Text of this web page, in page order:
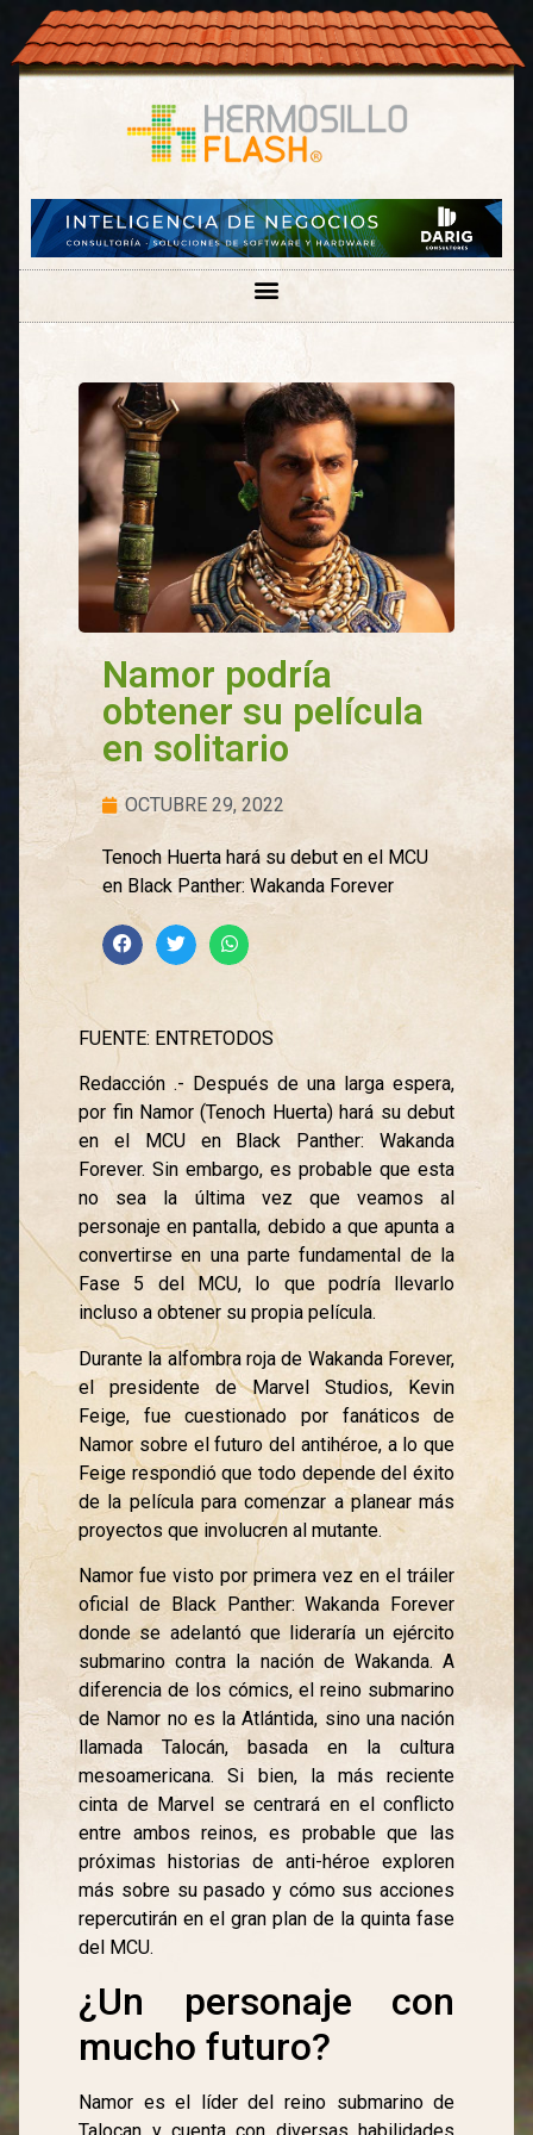
Namor podría
obtener su película
en solitario
OCTUBRE 29, 2022
Tenoch Huerta hará su debut en el MCU
en Black Panther: Wakanda Forever
FUENTE: ENTRETODOS
Redacción .- Después de una larga espera,
por fin Namor (Tenoch Huerta) hará su debut
en el MCU en Black Panther: Wakanda
Forever. Sin embargo, es probable que esta
no sea la última vez que veamos al
personaje en pantalla, debido a que apunta a
convertirse en una parte fundamental de la
Fase 5 del MCU, lo que podría llevarlo
incluso a obtener su propia película.
Durante la alfombra roja de Wakanda Forever,
el presidente de Marvel Studios, Kevin
Feige, fue cuestionado por fanáticos de
Namor sobre el futuro del antihéroe, a lo que
Feige respondió que todo depende del éxito
de la película para comenzar a planear más
proyectos que involucren al mutante.
Namor fue visto por primera vez en el tráiler
oficial de Black Panther: Wakanda Forever
donde se adelantó que lideraría un ejército
submarino contra la nación de Wakanda. A
diferencia de los cómics, el reino submarino
de Namor no es la Atlántida, sino una nación
llamada Talocán, basada en la cultura
mesoamericana. Si bien, la más reciente
cinta de Marvel se centrará en el conflicto
entre ambos reinos, es probable que las
próximas historias de anti-héroe exploren
más sobre su pasado y cómo sus acciones
repercutirán en el gran plan de la quinta fase
del MCU.
¿Un personaje con
mucho futuro?
Namor es el líder del reino submarino de